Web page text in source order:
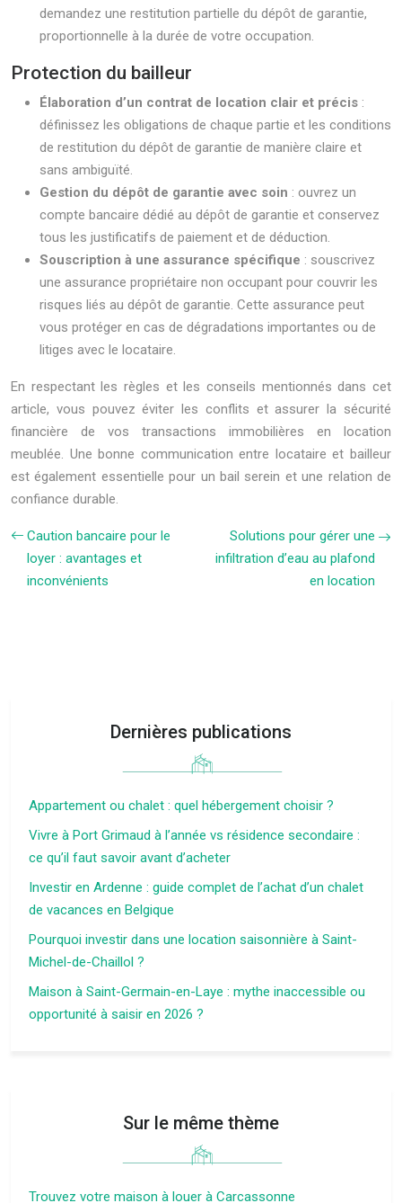
demandez une restitution partielle du dépôt de garantie,
proportionnelle à la durée de votre occupation.
Protection du bailleur
Élaboration d’un contrat de location clair et précis :
définissez les obligations de chaque partie et les conditions
de restitution du dépôt de garantie de manière claire et
sans ambiguïté.
Gestion du dépôt de garantie avec soin : ouvrez un
compte bancaire dédié au dépôt de garantie et conservez
tous les justificatifs de paiement et de déduction.
Souscription à une assurance spécifique : souscrivez
une assurance propriétaire non occupant pour couvrir les
risques liés au dépôt de garantie. Cette assurance peut
vous protéger en cas de dégradations importantes ou de
litiges avec le locataire.
En respectant les règles et les conseils mentionnés dans cet
article, vous pouvez éviter les conflits et assurer la sécurité
financière de vos transactions immobilières en location
meublée. Une bonne communication entre locataire et bailleur
est également essentielle pour un bail serein et une relation de
confiance durable.
Caution bancaire pour le
loyer : avantages et
inconvénients
Solutions pour gérer une
infiltration d’eau au plafond
en location
Dernières publications
Appartement ou chalet : quel hébergement choisir ?
Vivre à Port Grimaud à l’année vs résidence secondaire :
ce qu’il faut savoir avant d’acheter
Investir en Ardenne : guide complet de l’achat d’un chalet
de vacances en Belgique
Pourquoi investir dans une location saisonnière à Saint-
Michel-de-Chaillol ?
Maison à Saint-Germain-en-Laye : mythe inaccessible ou
opportunité à saisir en 2026 ?
Sur le même thème
Trouvez votre maison à louer à Carcassonne